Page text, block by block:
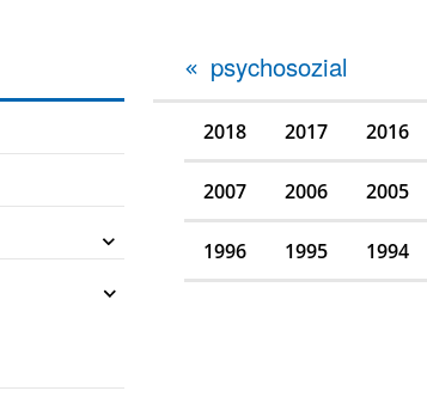
psychosozial
2018 2017 2016
2007 2006 2005
1996 1995 1994